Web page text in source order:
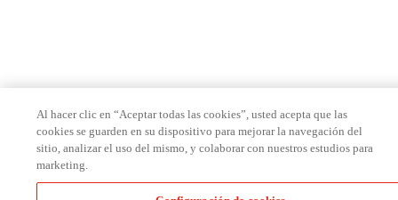
Al hacer clic en “Aceptar todas las cookies”, usted acepta que las
cookies se guarden en su dispositivo para mejorar la navegación del
sitio, analizar el uso del mismo, y colaborar con nuestros estudios para
marketing.